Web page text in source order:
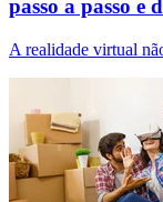
passo a passo e
A realidade virtual